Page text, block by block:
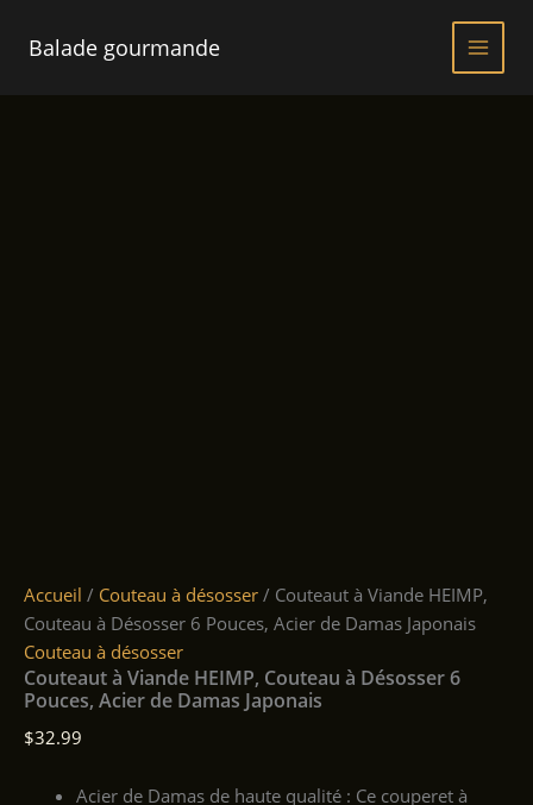
Balade gourmande
Accueil / Couteau à désosser / Couteaut à Viande HEIMP,
Couteau à Désosser 6 Pouces, Acier de Damas Japonais
Couteau à désosser
Couteaut à Viande HEIMP, Couteau à Désosser 6
Pouces, Acier de Damas Japonais
$32.99
Acier de Damas de haute qualité : Ce couperet à